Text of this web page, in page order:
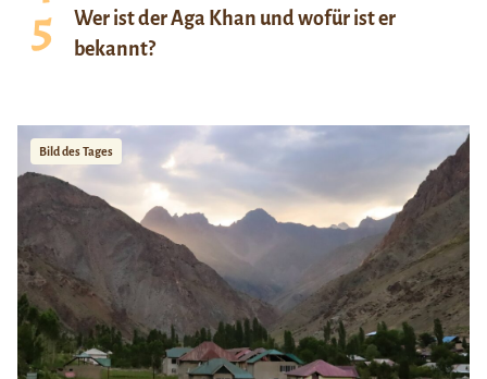
Wer ist der Aga Khan und wofür ist er
bekannt?
Bild des Tages